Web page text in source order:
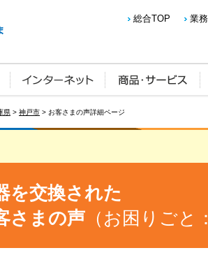
総合TOP 業
県 > 神戸市 > お客さまの声詳細ページ
を交換された
さまの声 （お困りごと